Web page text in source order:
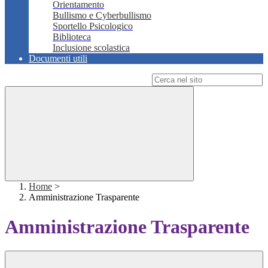
Orientamento
Bullismo e Cyberbullismo
Sportello Psicologico
Biblioteca
Inclusione scolastica
Documenti utili
Home >
Amministrazione Trasparente
Amministrazione Trasparente